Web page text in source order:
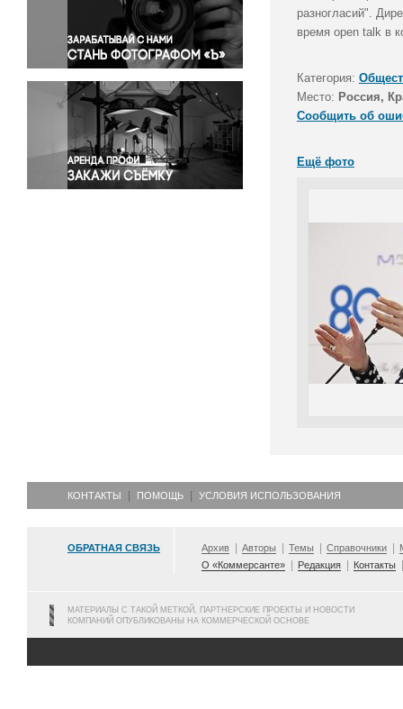
Правосудие
Происшествия и конфликты
Религия
Светская жизнь
Спорт
Экология
Экономика и бизнес
разногласий".
время open talk в
Категория:
Место: Россия,
Сообщить об
Ещё фото
КОНТАКТЫ ПОМОЩЬ УСЛОВИЯ ИСПОЛЬЗОВАНИЯ
ОБРАТНАЯ СВЯЗЬ Архив Авторы Темы Справочники
О «Коммерсанте»
Редакция Контакты
МАТЕРИАЛЫ С ТАКОЙ МЕТКОЙ, ПАРТНЕРСКИЕ ПРОЕКТЫ И НОВОСТИ
КОМПАНИЙ ОПУБЛИКОВАНЫ НА КОММЕРЧЕСКОЙ ОСНОВЕ